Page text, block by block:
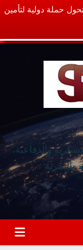
حملة دولية لتأمين
والدفاعية،
والبحرية